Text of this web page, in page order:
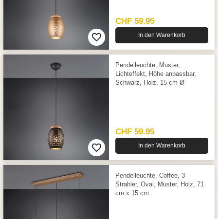
CHF 59.95
In den Warenkorb
Pendelleuchte, Muster,
Lichteffekt, Höhe anpassbar,
Schwarz, Holz, 15 cm Ø
CHF 59.95
In den Warenkorb
Pendelleuchte, Coffee, 3
Strahler, Oval, Muster, Holz, 71
cm x 15 cm